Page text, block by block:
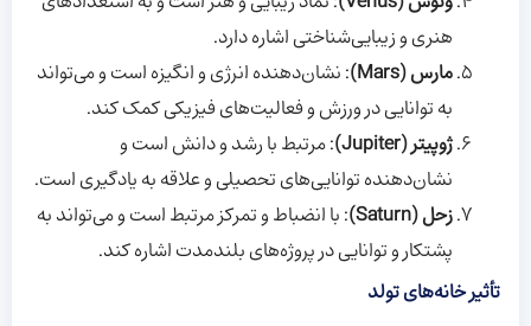
هنری و زیبایی‌شناختی اشاره دارد.
مارس (Mars)
: نشان‌دهنده انرژی و انگیزه است و می‌تواند
به توانایی در ورزش و فعالیت‌های فیزیکی کمک کند.
ژوپیتر (Jupiter)
: مرتبط با رشد و دانش است و
نشان‌دهنده توانایی‌های تحصیلی و علاقه به یادگیری است.
زحل (Saturn)
: با انضباط و تمرکز مرتبط است و می‌تواند به
پشتکار و توانایی در پروژه‌های بلندمدت اشاره کند.
تأثیر خانه‌های تولد